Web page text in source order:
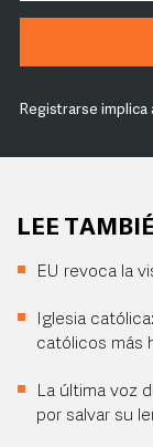
Registrarse implica
LEE
EU revoca la
Iglesia
católicos más
La última voz
por salvar su